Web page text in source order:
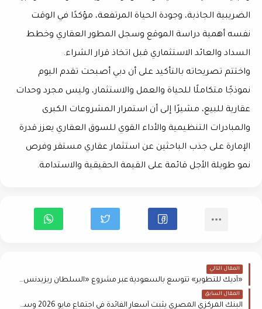
الضريبية الجاذبة، وجودة الحياة المرتفعة، مؤكدًا في الوقت
نفسه أهمية دراسة الموقع وسجل المطور العقاري وخطط
السداد والعائد الاستثماري قبل اتخاذ قرار الشراء.
واختتم تصريحاته بالتأكيد على أن دبي أصبحت تقدم اليوم
نموذجًا متكاملًا للحياة والعمل والاستثمار، وليس مجرد وحدات
عقارية للبيع، مشيرًا إلى أن استمرار المشروعات الكبرى
والمبادرات التنظيمية والأداء القوي للسوق العقاري يعزز قدرة
الإمارة على جذب الباحثين عن استثمار عقاري مستقر وفرص
نمو طويلة الأجل قائمة على القيمة الحقيقية والاستدامة.
المقال التالي
«أديك للتطوير» تتوسع بالسعودية عبر مشروع «السلطان ريزيدنس» في المدينة المنورة
المقال السابق
البنك المركزي المصري يثبت أسعار الفائدة في اجتماع مايو 2026 وسط ضغوط التضخم